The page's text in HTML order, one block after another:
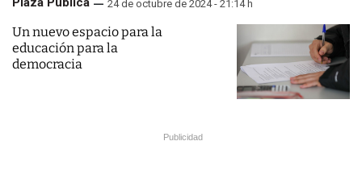
24 de octubre de 2024 - 21:14 h
Un nuevo espacio para la
educación para la
democracia
Publicidad